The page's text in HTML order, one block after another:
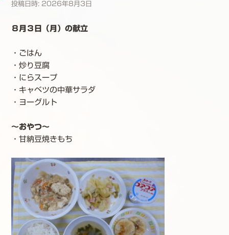
投稿日時: 2026年8月3日
８月３日（月）の献立
・ごはん
・炒り豆腐
・にらスープ
・キャベツの中華サラダ
・ヨーグルト
～おやつ～
・甘納豆焼きもち